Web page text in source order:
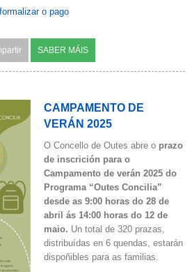
o pago
SABER MÁIS
CAMPAMENTO DE
VERÁN 2025
O Concello de Outes abre o prazo
de inscrición para o
Campamento de verán 2025 do
Programa “Outes Concilia”
desde as 9:00 horas do 28 de
abril ás 14:00 horas do 12 de
maio. Un total de 320 prazas,
distribuídas en 6 quendas, estarán
dispoñibles para as familias.